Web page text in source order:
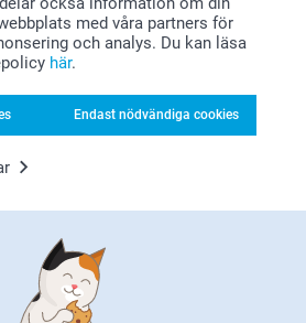
med våra partners för
och analys. Du kan läsa
här.
Endast nödvändiga cookies
kundgaranti
på alla dina köp